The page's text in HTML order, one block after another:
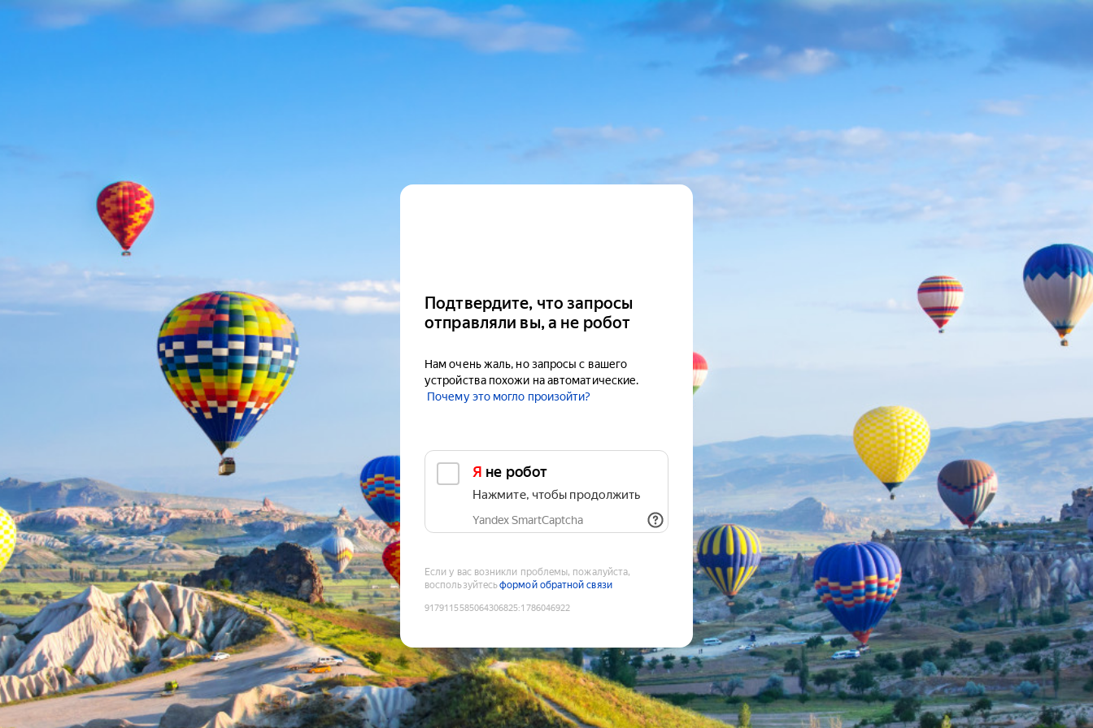
Подтвердите, что запросы
отправляли вы, а не робот
Нам очень жаль, но запросы с вашего
устройства похожи на автоматические.
Почему это могло произойти?
Я не робот
Нажмите, чтобы продолжить
Yandex SmartCaptcha
Если у вас возникли проблемы, пожалуйста,
воспользуйтесьформой обратной связи
9179115585064306825:1786046922